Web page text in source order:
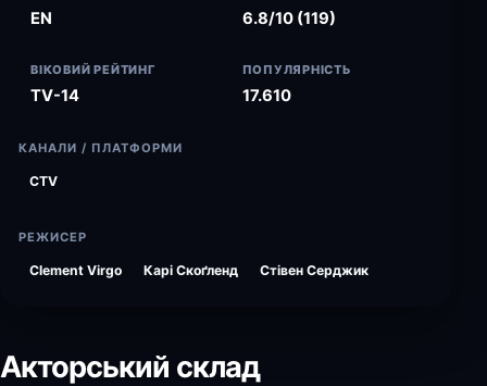
EN 6.8/10 (119)
ВІКОВИЙ РЕЙТИНГ
TV-14
ПОПУЛЯРНІСТЬ
17.610
КАНАЛИ / ПЛАТФОРМИ
CTV
РЕЖИСЕР
Clement Virgo Карі Скоґленд Стівен Серджик
Акторський склад